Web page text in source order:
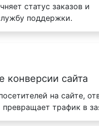
статус заказов и
поддержки.
конверсии сайта
на сайте,
трафик в